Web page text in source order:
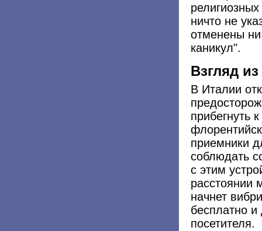
ничто не
отменены
каникул".
Взгляд
В Италии
прибегнуть
приемники
соблюдать
с этим
расстоянии
начнет
бесплатно и
посетителя.